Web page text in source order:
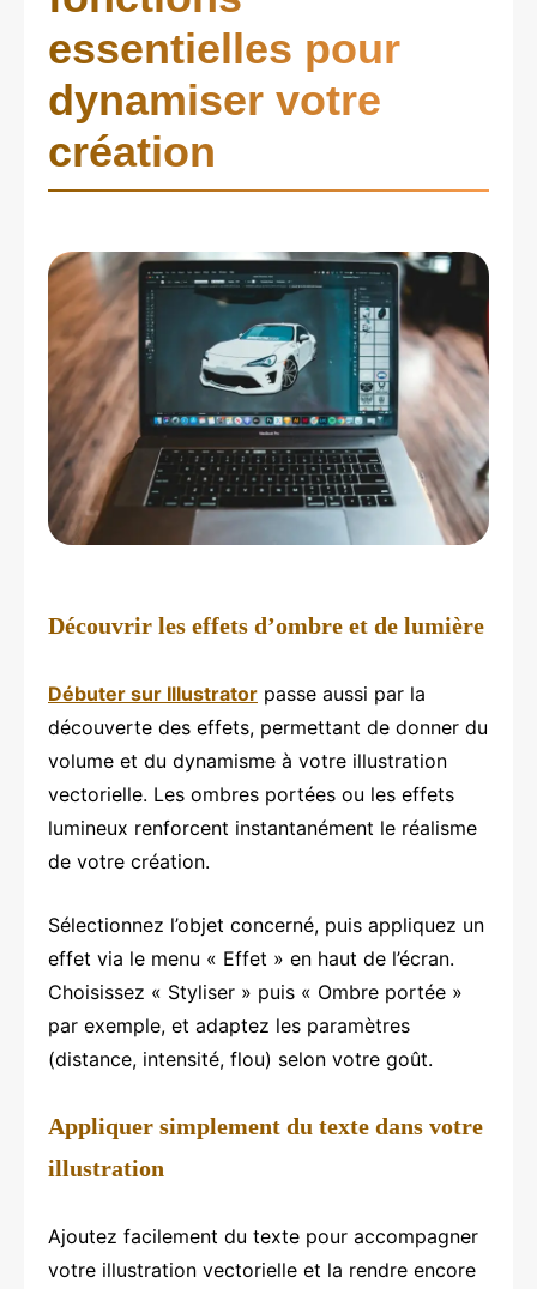
essentielles pour
dynamiser votre
création
Découvrir les effets d’ombre et de lumière
Débuter sur Illustrator passe aussi par la
découverte des effets, permettant de donner du
volume et du dynamisme à votre illustration
vectorielle. Les ombres portées ou les effets
lumineux renforcent instantanément le réalisme
de votre création.
Sélectionnez l’objet concerné, puis appliquez un
effet via le menu « Effet » en haut de l’écran.
Choisissez « Styliser » puis « Ombre portée »
par exemple, et adaptez les paramètres
(distance, intensité, flou) selon votre goût.
Appliquer simplement du texte dans votre
illustration
Ajoutez facilement du texte pour accompagner
votre illustration vectorielle et la rendre encore